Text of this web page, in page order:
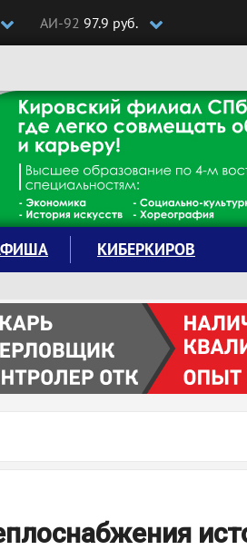
АИ-92 97.9 руб.
КИБЕРКИРОВ